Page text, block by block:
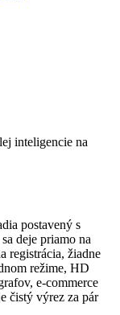
inteligencie na
postavený s
deje priamo na
žiadne
režime, HD
e-commerce
čistý výrez za pár